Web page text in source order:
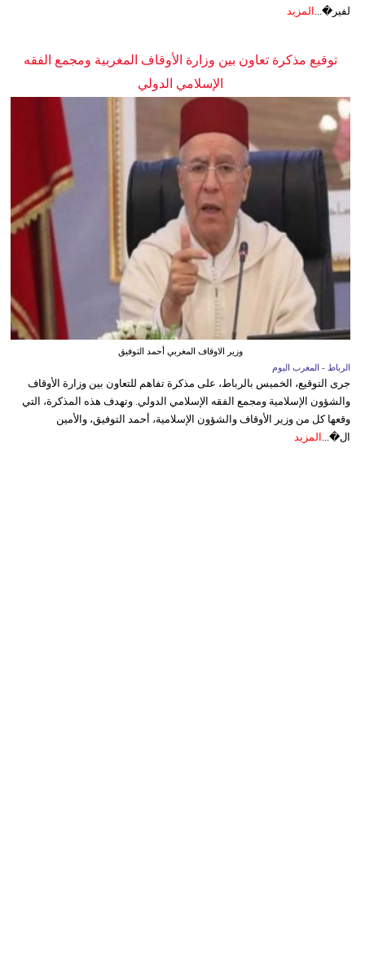
لفير�...
المزيد
توقيع مذكرة تعاون بين وزارة الأوقاف المغربية ومجمع الفقه
الإسلامي الدولي
وزير الاوقاف المغربي أحمد التوفيق
الرباط - المغرب اليوم
جرى التوقيع، الخميس بالرباط، على مذكرة تفاهم للتعاون بين وزارة الأوقاف
والشؤون الإسلامية ومجمع الفقه الإسلامي الدولي. وتهدف هذه المذكرة، التي
وقعها كل من وزير الأوقاف والشؤون الإسلامية، أحمد التوفيق، والأمين
ال�... المزيد